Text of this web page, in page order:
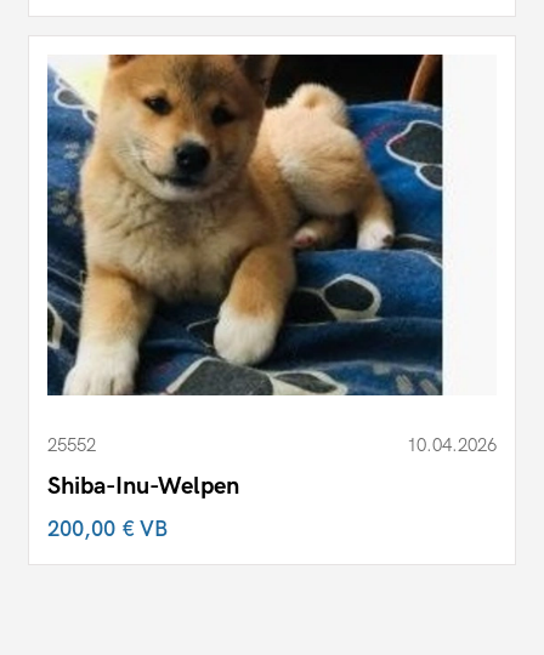
25552 10.04.2026
Shiba-Inu-Welpen
200,00 €VB